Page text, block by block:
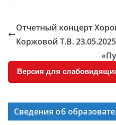
Отчетный концерт
Коржовой Т.В. 23.05.2025
Версия для
Сведения об